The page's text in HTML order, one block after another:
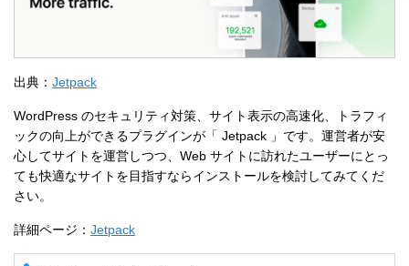
出典： Jetpack
WordPress のセキュリティ対策、サイト表示の高速化、トラフィ
ックの向上ができるプラグインが「 Jetpack 」です。運営者が安
心してサイトを運営しつつ、Web サイトに訪れたユーザーにとっ
ても快適なサイトを目指すならインストールを検討してみてくだ
さい。
詳細ページ： Jetpack